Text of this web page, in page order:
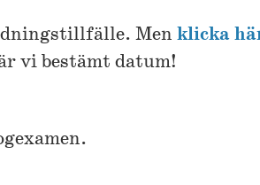
Men klicka
vi bestämt datum!